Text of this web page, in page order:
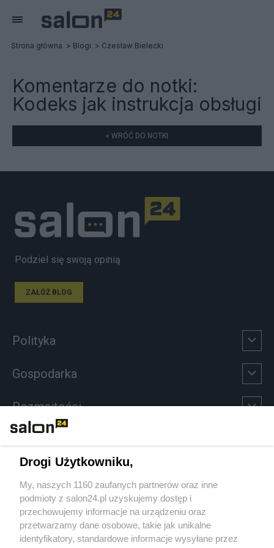
Strona główna Blogi Czesław Bielecki
Komentarze do notki:
Kodeks jak instrukcja obsługi
« WRÓĆ DO NOTKI
Podziel się swoją opinią
ZAŁÓŻ BLOG
Polityka
Gospodarka
Rozmaitości
Sport
Społeczeństwo
Kultura
Drogi Użytkowniku,
My, naszych 1160 zaufanych partnerów oraz inne
podmioty z salon24.pl uzyskujemy dostęp i
przechowujemy informacje na urządzeniu oraz
przetwarzamy dane osobowe, takie jak unikalne
identyfikatory, standardowe informacje wysyłane przez